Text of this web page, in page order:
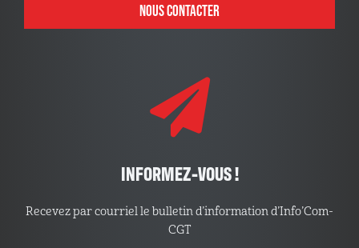
NOUS CONTACTER
INFORMEZ-VOUS !
Recevez par courriel le bulletin d’information d’Info’Com-
CGT